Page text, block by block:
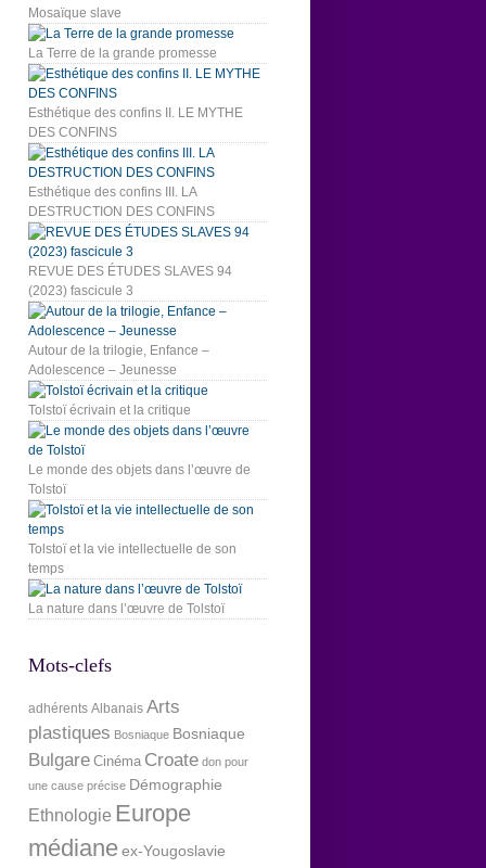
Mosaïque slave
La Terre de la grande promesse
Esthétique des confins II. LE MYTHE
DES CONFINS
Esthétique des confins III. LA
DESTRUCTION DES CONFINS
REVUE DES ÉTUDES SLAVES 94
(2023) fascicule 3
Autour de la trilogie, Enfance –
Adolescence – Jeunesse
Tolstoï écrivain et la critique
Le monde des objets dans l’œuvre de
Tolstoï
Tolstoï et la vie intellectuelle de son
temps
La nature dans l’œuvre de Tolstoï
Mots-clefs
adhérents Albanais Arts
plastiques Bosniaque Bosniaque
Bulgare Cinéma Croate don pour
une cause précise Démographie
Ethnologie Europe
médianeex-Yougoslavie